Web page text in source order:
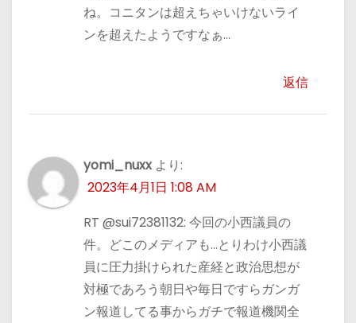
ね。コニタンは超えちゃいけないライ
ンを超えたようですなぁ…
返信
yomi_nuxx より:
2023年4月1日 1:08 AM
RT @sui72381132: 今回の小西議員の
件。どこのメディアも…とりわけ小西議
員に圧力掛けられた産経と政治思想が
対極であろう朝日や毎日ですらガンガ
ン報道してる事からガチで報道機関全